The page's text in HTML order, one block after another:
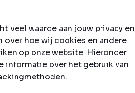
veel waarde aan jouw privacy en
over hoe wij cookies en andere
op onze website. Hieronder
informatie over het gebruik van